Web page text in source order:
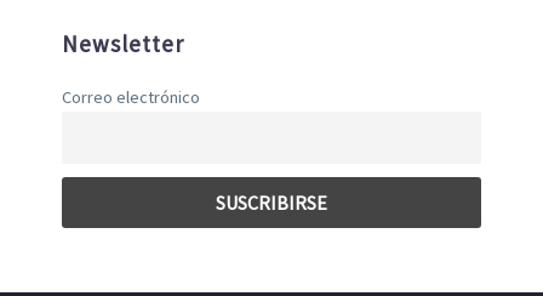
Newsletter
Correo electrónico